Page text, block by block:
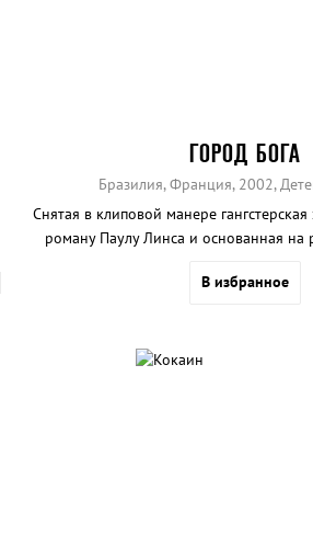
ГОРОД БОГА
Бразилия, Франция, 2002,
Снятая в клиповой манере
роману Паулу Линса и основанная на
В избранное